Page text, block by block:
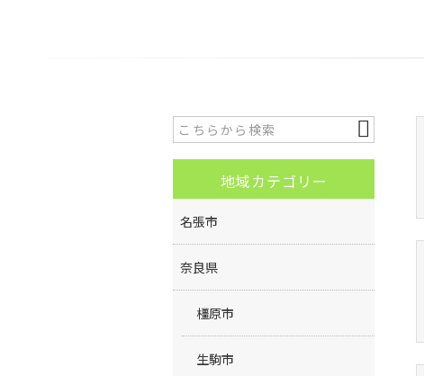
地域カテゴリー
名張市
奈良県
橿原市
生駒市